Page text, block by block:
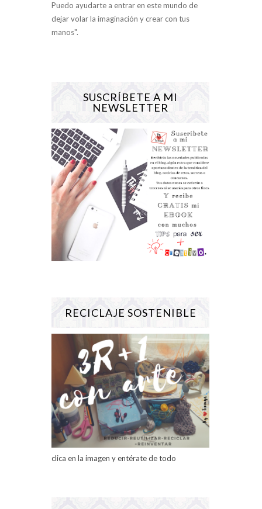
Puedo ayudarte a entrar en este mundo de
dejar volar la imaginación y crear con tus
manos".
SUSCRÍBETE A MI
NEWSLETTER
RECICLAJE SOSTENIBLE
clica en la imagen y entérate de todo